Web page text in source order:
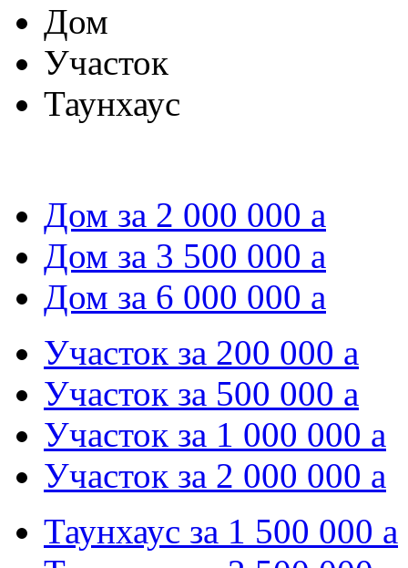
Дом
Участок
Таунхаус
Дом за 2 000 000 a
Дом за 3 500 000 a
Дом за 6 000 000 a
Участок за 200 000 a
Участок за 500 000 a
Участок за 1 000 000 a
Участок за 2 000 000 a
Таунхаус за 1 500 000 a